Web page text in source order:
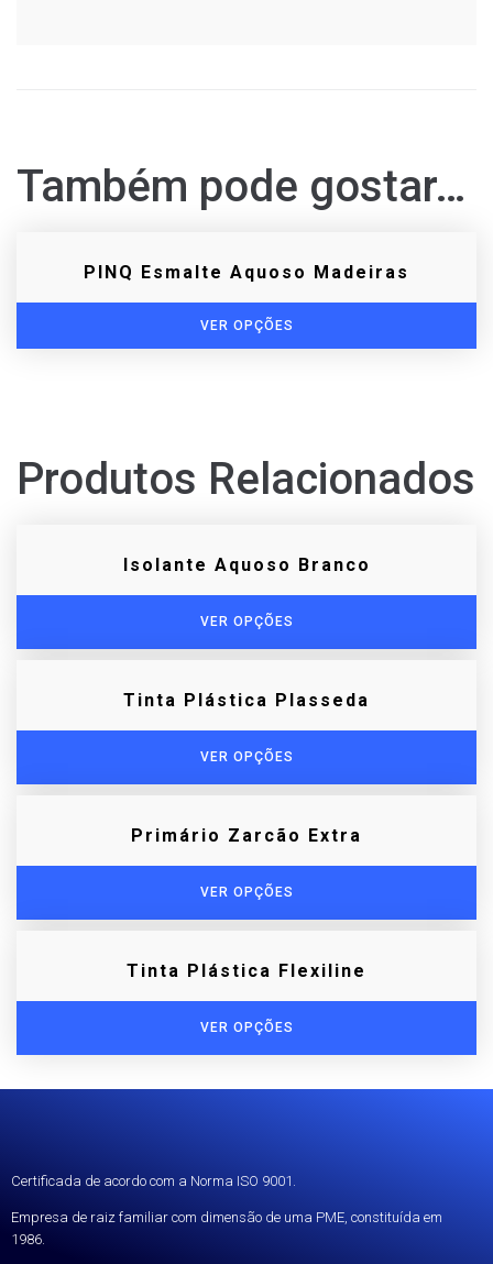
Também pode gostar…
PINQ Esmalte Aquoso Madeiras
VER OPÇÕES
Produtos Relacionados
Isolante Aquoso Branco
VER OPÇÕES
Tinta Plástica Plasseda
VER OPÇÕES
Primário Zarcão Extra
VER OPÇÕES
Tinta Plástica Flexiline
VER OPÇÕES
Certificada de acordo com a Norma ISO 9001.
Empresa de raiz familiar com dimensão de uma PME, constituída em
1986.